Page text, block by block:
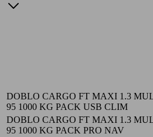
DOBLO CARGO FT MAXI 1.3
95 1000 KG PACK USB CLIM
DOBLO CARGO FT MAXI 1.3
95 1000 KG PACK PRO NAV